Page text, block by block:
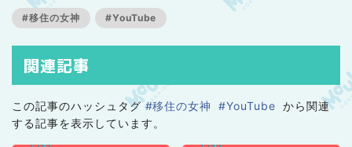
みに！
#移住の女神 #YouTube
関連記事
この記事のハッシュタグ#移住の女神 #YouTube から関連
する記事を表示しています。